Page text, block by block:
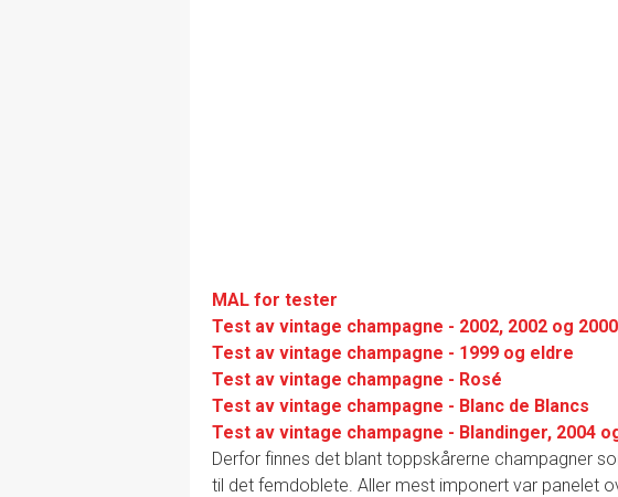
MAL for tester
Test av vintage champagne - 2002, 2002 og 2000
Test av vintage champagne - 1999 og eldre
Test av vintage champagne - Rosé
Test av vintage champagne - Blanc de Blancs
Test av vintage champagne - Blandinger, 2004
Derfor finnes det blant toppskårerne champagner
til det femdoblete. Aller mest imponert var panelet